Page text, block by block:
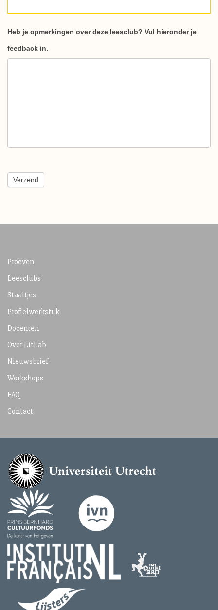
Heb je opmerkingen over deze leesclub? Vul hieronder je
feedback in.
Verzend
Proeven
Leesclubs
Staaltjes
Profielwerkstuk
Docenten
Over LitLab
Nieuwsbrief
Workshops
FAQ
Contact